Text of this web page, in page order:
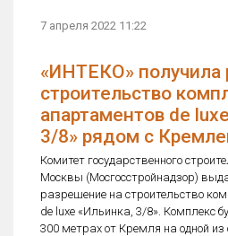
7 апреля 2022 11:22
«ИНТЕКО» получила
строительство
апартаментов de
3/8» рядом с
Комитет государственного
Москвы (Мосгосстройнадзор)
разрешение на строительство
de luxe «Ильинка, 3/8». Комплекс
300 метрах от Кремля на одной